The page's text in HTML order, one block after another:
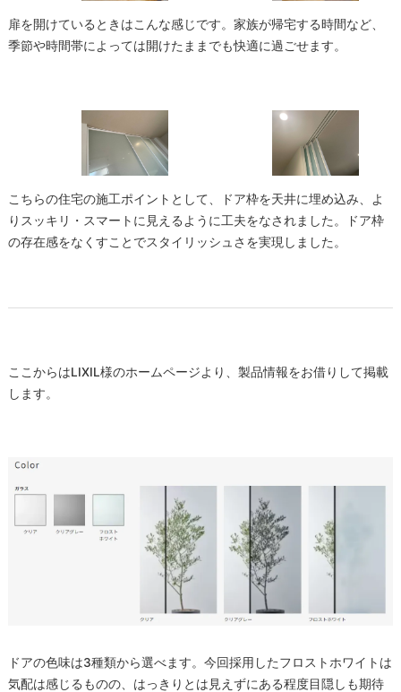
扉を開けているときはこんな感じです。家族が帰宅する時間など、
季節や時間帯によっては開けたままでも快適に過ごせます。
こちらの住宅の施工ポイントとして、ドア枠を天井に埋め込み、よ
りスッキリ・スマートに見えるように工夫をなされました。ドア枠
の存在感をなくすことでスタイリッシュさを実現しました。
ここからはLIXIL様のホームページより、製品情報をお借りして掲載
します。
ドアの色味は3種類から選べます。今回採用したフロストホワイトは
気配は感じるものの、はっきりとは見えずにある程度目隠しも期待